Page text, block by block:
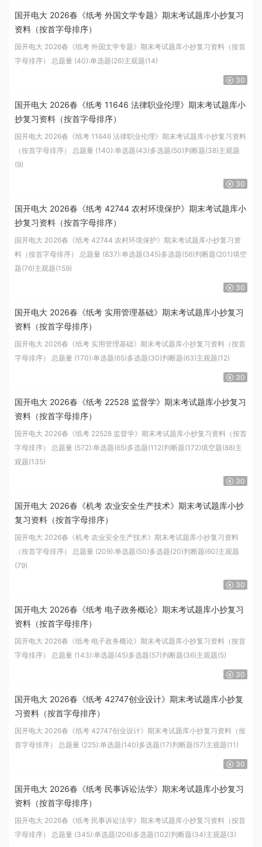
国开电大 2026春《纸考 外国文学专题》期末考试题库小抄复习
资料（按首字母排序）
国开电大 2026春《纸考 外国文学专题》期末考试题库小抄复习资料（按首
字母排序） 总题量 (40):单选题(26)主观题(14)
30
国开电大 2026春《纸考 11646 法律职业伦理》期末考试题库小
抄复习资料（按首字母排序）
国开电大 2026春《纸考 11646 法律职业伦理》期末考试题库小抄复习资料
（按首字母排序） 总题量 (140):单选题(43)多选题(50)判断题(38)主观题
(9)
30
国开电大 2026春《纸考 42744 农村环境保护》期末考试题库小
抄复习资料（按首字母排序）
国开电大 2026春《纸考 42744 农村环境保护》期末考试题库小抄复习资
料（按首字母排序） 总题量 (837):单选题(345)多选题(56)判断题(201)填空
题(76)主观题(159)
30
国开电大 2026春《纸考 实用管理基础》期末考试题库小抄复习
资料（按首字母排序）
国开电大 2026春《纸考 实用管理基础》期末考试题库小抄复习资料（按首
字母排序） 总题量 (170):单选题(65)多选题(30)判断题(63)主观题(12)
30
国开电大 2026春《纸考 22528 监督学》期末考试题库小抄复习
资料（按首字母排序）
国开电大 2026春《纸考 22528 监督学》期末考试题库小抄复习资料（按首
字母排序） 总题量 (572):单选题(65)多选题(112)判断题(172)填空题(88)主
观题(135)
30
国开电大 2026春《机考 农业安全生产技术》期末考试题库小抄
复习资料（按首字母排序）
国开电大 2026春《机考 农业安全生产技术》期末考试题库小抄复习资料
（按首字母排序） 总题量 (209):单选题(50)多选题(20)判断题(60)主观题
(79)
30
国开电大 2026春《纸考 电子政务概论》期末考试题库小抄复习
资料（按首字母排序）
国开电大 2026春《纸考 电子政务概论》期末考试题库小抄复习资料（按首
字母排序） 总题量 (143):单选题(45)多选题(57)判断题(36)主观题(5)
30
国开电大 2026春《纸考 42747创业设计》期末考试题库小抄复
习资料（按首字母排序）
国开电大 2026春《纸考 42747创业设计》期末考试题库小抄复习资料（按
首字母排序） 总题量 (225):单选题(140)多选题(17)判断题(57)主观题(11) ​
30
国开电大 2026春《纸考 民事诉讼法学》期末考试题库小抄复习
资料（按首字母排序）
国开电大 2026春《纸考 民事诉讼法学》期末考试题库小抄复习资料（按首
字母排序） 总题量 (345):单选题(206)多选题(102)判断题(34)主观题(3)